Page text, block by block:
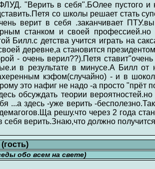
"Верить в себя".БОлее пустого и
со школы решает стать
верит в себя .заканчивает
станком и своей
Билл.с детства учится играть на
деревне,а становится
- очень верил??).Петя
в результате в минусе.А Билл от
кэфом(случайно) - и в
это нафиг не надо -а просто "прёт
обсуждать теории
...а здесь -уже верить -
решу.что через 2 года
себя верить.Знаю,что должно
обо всем на свете)